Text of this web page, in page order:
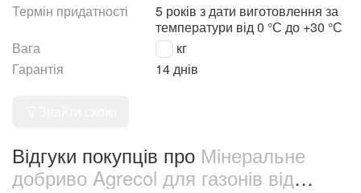
Термін придатності
5 років з дати виготовлення за
температури від 0 °С до +30 °С
Вага
1.2 кг
Гарантія
14 днів
Відгуки покупців про Мінеральне
добриво Agrecol для газонів від